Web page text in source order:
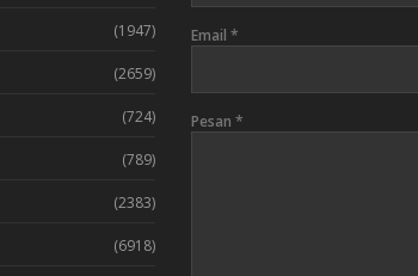
(1947)
(2659)
(724)
(789)
(2383)
(6918)
Email *
Pesan *